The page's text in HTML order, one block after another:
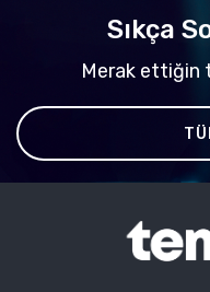
Sıkça
Merak ettiğin